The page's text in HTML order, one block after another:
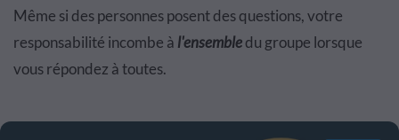
Même si des personnes posent des questions, votre
responsabilité incombe à l'ensembledu groupe lorsque
vous répondez à toutes.